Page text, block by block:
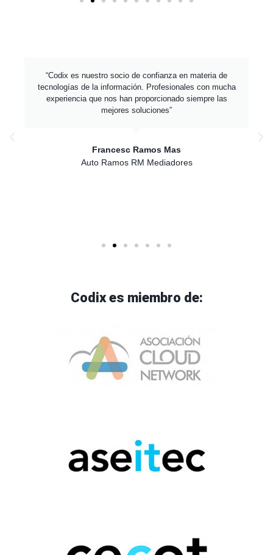
“Codix es nuestro socio de confianza en materia de
tecnologías de la información. Profesionales con mucha
experiencia que nos han proporcionado siempre las
mejores soluciones”
Francesc Ramos Mas
Auto Ramos RM Mediadores
Codix es miembro de: